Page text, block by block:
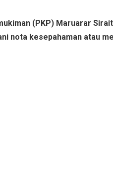
(PKP) Maruarar
nota kesepahaman atau